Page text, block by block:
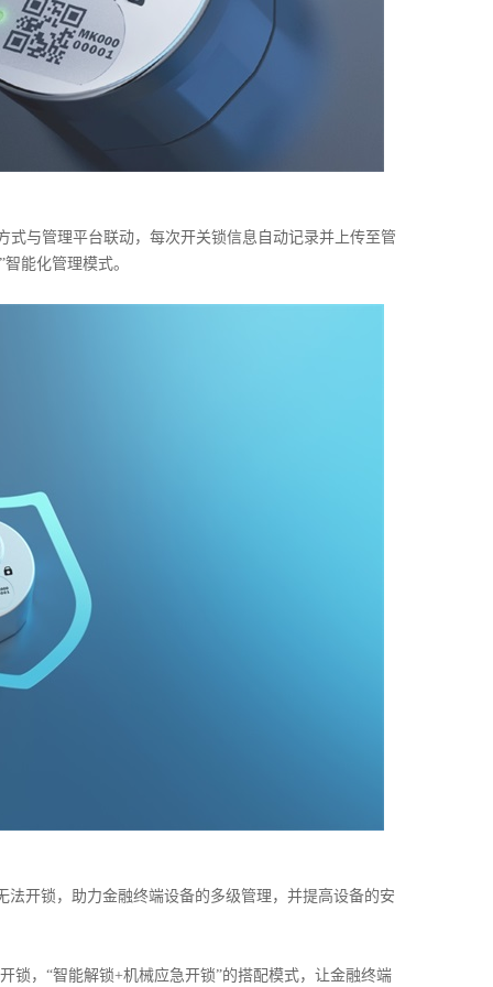
与管理平台联动，每次开关锁信息自动记录并上传至管
能化管理模式。
锁，助力金融终端设备的多级管理，并提高设备的安
，“智能解锁+机械应急开锁”的搭配模式，让金融终端